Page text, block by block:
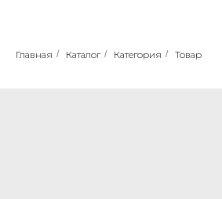
Главная / Каталог / Категория / Товар